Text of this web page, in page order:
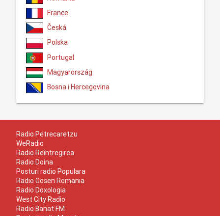
France
Česká
Polska
Portugal
Magyarország
Bosna i Hercegovina
Radio Petrecaretzu
WeRadio
Radio Reîntregirea
Radio Doina
Posturi radio Populara
Radio Gosen Romania
Radio Doxologia
West City Radio
Radio Banat FM